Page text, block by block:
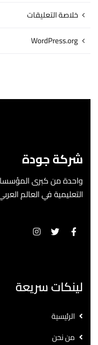
خلاصة التعليقات
WordPress.org
شركة جودة
واحدة من كبرى
التعليمية في العالم
لينكات سريعة
الرئيسية
من نحن